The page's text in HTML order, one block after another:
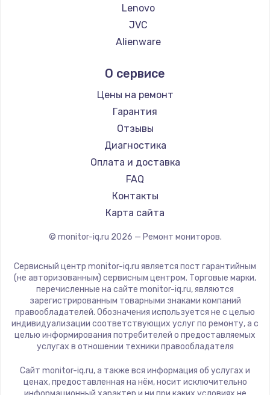
Lenovo
JVC
Alienware
Thunderobot
Hisense
АОС
Ardor
Machenike
iru
Titan Army
iFFALCON
Dahua
О сервисе
Цены на ремонт
Гарантия
Отзывы
Диагностика
Оплата и доставка
FAQ
Контакты
Карта сайта
© monitor-iq.ru 2026 — Ремонт мониторов.
Сервисный центр monitor-iq.ru является пост гарантийным
(не авторизованным) сервисным центром. Торговые марки,
перечисленные на сайте monitor-iq.ru, являются
зарегистрированным товарными знаками компаний
правообладателей. Обозначения используется не с целью
индивидуализации соответствующих услуг по ремонту, а с
целью информирования потребителей о предоставляемых
услугах в отношении техники правообладателя
Сайт monitor-iq.ru, а также вся информация об услугах и
ценах, предоставленная на нём, носит исключительно